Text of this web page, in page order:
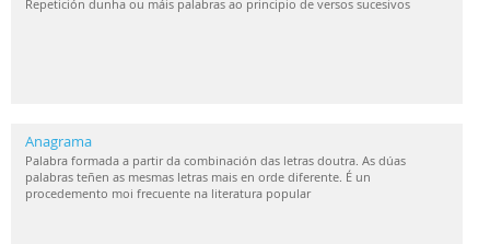
Repetición dunha ou máis palabras ao principio de versos sucesivos
Anagrama
Palabra formada a partir da combinación das letras doutra. As dúas
palabras teñen as mesmas letras mais en orde diferente. É un
procedemento moi frecuente na literatura popular